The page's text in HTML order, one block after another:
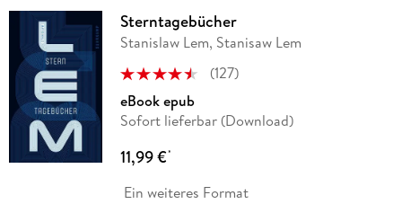
Sterntagebücher
Stanislaw Lem, Stanisaw Lem
(127)
eBook epub
Sofort lieferbar (Download)
11,99 €*
Ein weiteres Format